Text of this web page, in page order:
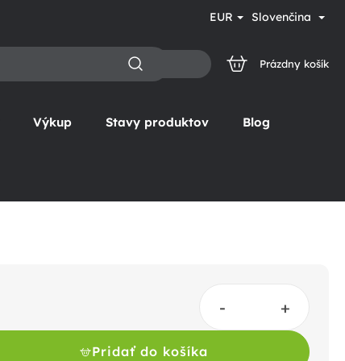
EUR Slovenčina
NÁKUPNÝ
Prázdny košík
Výkup Stavy produktov Blog
Pridať do košíka